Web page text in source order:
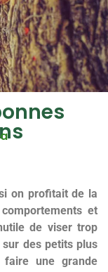
on profitait de la
et
de viser trop
des petits plus
une grande